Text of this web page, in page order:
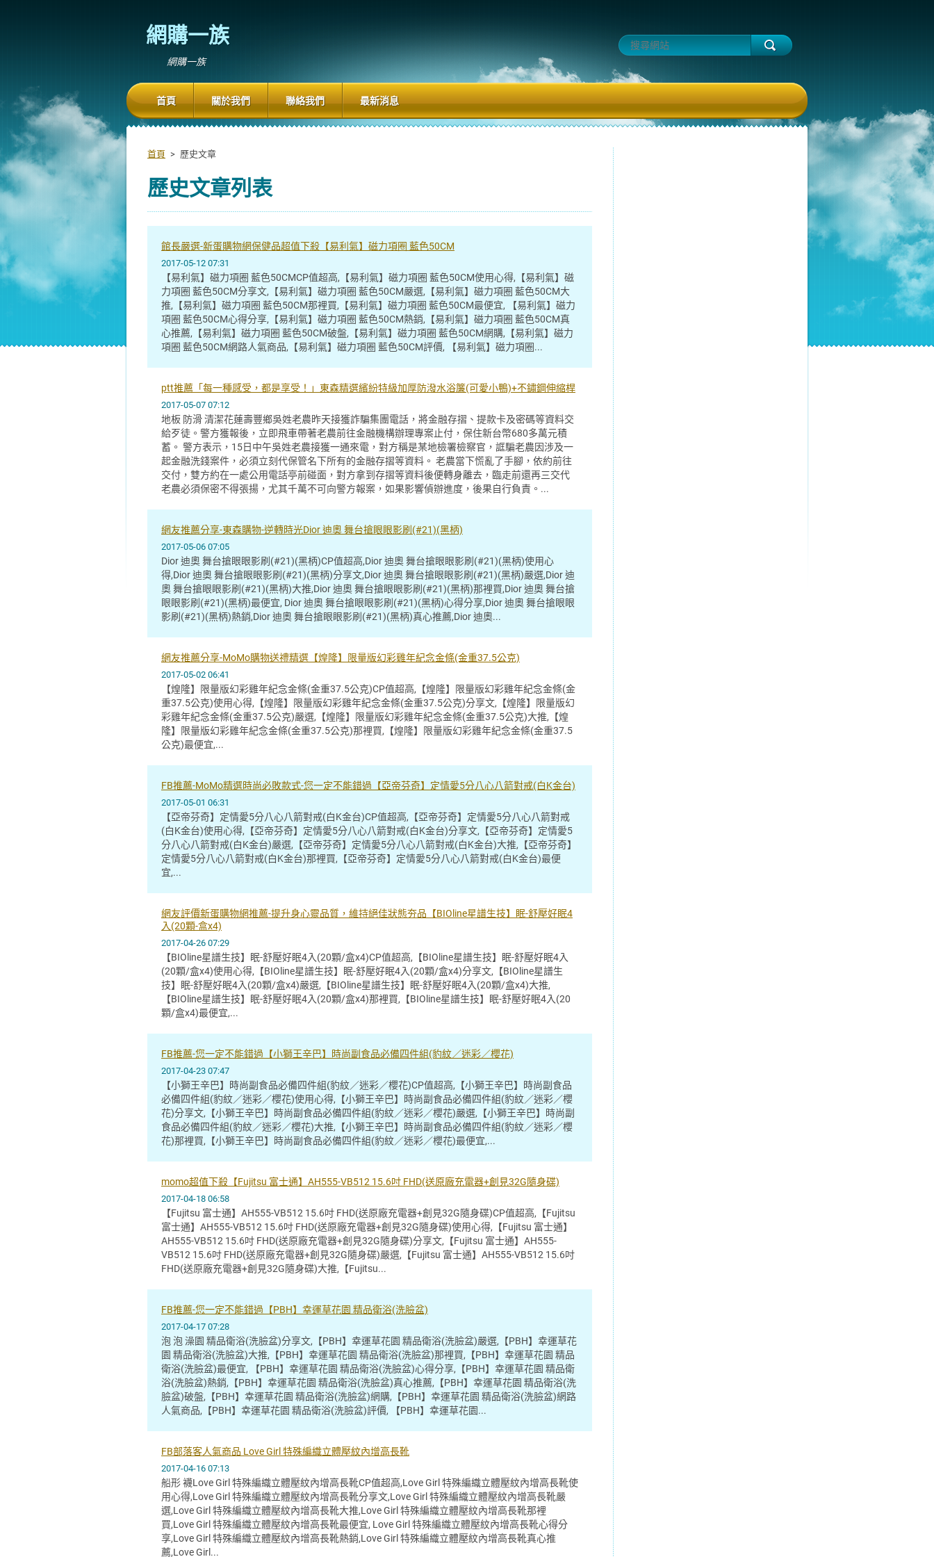
網購一族
網購一族
首頁 > 歷史文章
歷史文章列表
館長嚴選-新蛋購物網保健品超值下殺【易利氣】磁力項圈 藍色50CM
2017-05-12 07:31
【易利氣】磁力項圈 藍色50CMCP值超高,【易利氣】磁力項圈 藍色50CM使用心得,【易利氣】磁
力項圈 藍色50CM分享文,【易利氣】磁力項圈 藍色50CM嚴選,【易利氣】磁力項圈 藍色50CM大
推,【易利氣】磁力項圈 藍色50CM那裡買,【易利氣】磁力項圈 藍色50CM最便宜, 【易利氣】磁力
項圈 藍色50CM心得分享,【易利氣】磁力項圈 藍色50CM熱銷,【易利氣】磁力項圈 藍色50CM真
心推薦,【易利氣】磁力項圈 藍色50CM破盤,【易利氣】磁力項圈 藍色50CM網購,【易利氣】磁力
項圈 藍色50CM網路人氣商品,【易利氣】磁力項圈 藍色50CM評價, 【易利氣】磁力項圈...
ptt推薦「每一種感受，都是享受！」東森精選繽紛特級加厚防潑水浴簾(可愛小鴨)+不鏽鋼伸縮桿
2017-05-07 07:12
地板 防滑 清潔花蓮壽豐鄉吳姓老農昨天接獲詐騙集團電話，將金融存摺、提款卡及密碼等資料交
給歹徒。警方獲報後，立即飛車帶著老農前往金融機構辦理專案止付，保住新台幣680多萬元積
蓄。 警方表示，15日中午吳姓老農接獲一通來電，對方稱是某地檢署檢察官，誆騙老農因涉及一
起金融洗錢案件，必須立刻代保管名下所有的金融存摺等資料。 老農當下慌亂了手腳，依約前往
交付，雙方約在一處公用電話亭前碰面，對方拿到存摺等資料後便轉身離去，臨走前還再三交代
老農必須保密不得張揚，尤其千萬不可向警方報案，如果影響偵辦進度，後果自行負責。...
網友推薦分享-東森購物-逆轉時光Dior 迪奧 舞台搶眼眼影刷(#21)(黑柄)
2017-05-06 07:05
Dior 迪奧 舞台搶眼眼影刷(#21)(黑柄)CP值超高,Dior 迪奧 舞台搶眼眼影刷(#21)(黑柄)使用心
得,Dior 迪奧 舞台搶眼眼影刷(#21)(黑柄)分享文,Dior 迪奧 舞台搶眼眼影刷(#21)(黑柄)嚴選,Dior 迪
奧 舞台搶眼眼影刷(#21)(黑柄)大推,Dior 迪奧 舞台搶眼眼影刷(#21)(黑柄)那裡買,Dior 迪奧 舞台搶
眼眼影刷(#21)(黑柄)最便宜, Dior 迪奧 舞台搶眼眼影刷(#21)(黑柄)心得分享,Dior 迪奧 舞台搶眼眼
影刷(#21)(黑柄)熱銷,Dior 迪奧 舞台搶眼眼影刷(#21)(黑柄)真心推薦,Dior 迪奧...
網友推薦分享-MoMo購物送禮精選【煌隆】限量版幻彩雞年紀念金條(金重37.5公克)
2017-05-02 06:41
【煌隆】限量版幻彩雞年紀念金條(金重37.5公克)CP值超高,【煌隆】限量版幻彩雞年紀念金條(金
重37.5公克)使用心得,【煌隆】限量版幻彩雞年紀念金條(金重37.5公克)分享文,【煌隆】限量版幻
彩雞年紀念金條(金重37.5公克)嚴選,【煌隆】限量版幻彩雞年紀念金條(金重37.5公克)大推,【煌
隆】限量版幻彩雞年紀念金條(金重37.5公克)那裡買,【煌隆】限量版幻彩雞年紀念金條(金重37.5
公克)最便宜,...
FB推薦-MoMo精選時尚必敗款式-您一定不能錯過【亞帝芬奇】定情愛5分八心八箭對戒(白K金台)
2017-05-01 06:31
【亞帝芬奇】定情愛5分八心八箭對戒(白K金台)CP值超高,【亞帝芬奇】定情愛5分八心八箭對戒
(白K金台)使用心得,【亞帝芬奇】定情愛5分八心八箭對戒(白K金台)分享文,【亞帝芬奇】定情愛5
分八心八箭對戒(白K金台)嚴選,【亞帝芬奇】定情愛5分八心八箭對戒(白K金台)大推,【亞帝芬奇】
定情愛5分八心八箭對戒(白K金台)那裡買,【亞帝芬奇】定情愛5分八心八箭對戒(白K金台)最便
宜,...
網友評價新蛋購物網推薦-提升身心靈品質，維持絕佳狀態夯品【BIOline星譜生技】眠-舒壓好眠4
入(20顆-盒x4)
2017-04-26 07:29
【BIOline星譜生技】眠-舒壓好眠4入(20顆/盒x4)CP值超高,【BIOline星譜生技】眠-舒壓好眠4入
(20顆/盒x4)使用心得,【BIOline星譜生技】眠-舒壓好眠4入(20顆/盒x4)分享文,【BIOline星譜生
技】眠-舒壓好眠4入(20顆/盒x4)嚴選,【BIOline星譜生技】眠-舒壓好眠4入(20顆/盒x4)大推,
【BIOline星譜生技】眠-舒壓好眠4入(20顆/盒x4)那裡買,【BIOline星譜生技】眠-舒壓好眠4入(20
顆/盒x4)最便宜,...
FB推薦-您一定不能錯過【小獅王辛巴】時尚副食品必備四件組(豹紋／迷彩／櫻花)
2017-04-23 07:47
【小獅王辛巴】時尚副食品必備四件組(豹紋／迷彩／櫻花)CP值超高,【小獅王辛巴】時尚副食品
必備四件組(豹紋／迷彩／櫻花)使用心得,【小獅王辛巴】時尚副食品必備四件組(豹紋／迷彩／櫻
花)分享文,【小獅王辛巴】時尚副食品必備四件組(豹紋／迷彩／櫻花)嚴選,【小獅王辛巴】時尚副
食品必備四件組(豹紋／迷彩／櫻花)大推,【小獅王辛巴】時尚副食品必備四件組(豹紋／迷彩／櫻
花)那裡買,【小獅王辛巴】時尚副食品必備四件組(豹紋／迷彩／櫻花)最便宜,...
momo超值下殺【Fujitsu 富士通】AH555-VB512 15.6吋 FHD(送原廠充電器+創見32G隨身碟)
2017-04-18 06:58
【Fujitsu 富士通】AH555-VB512 15.6吋 FHD(送原廠充電器+創見32G隨身碟)CP值超高,【Fujitsu
富士通】AH555-VB512 15.6吋 FHD(送原廠充電器+創見32G隨身碟)使用心得,【Fujitsu 富士通】
AH555-VB512 15.6吋 FHD(送原廠充電器+創見32G隨身碟)分享文,【Fujitsu 富士通】AH555-
VB512 15.6吋 FHD(送原廠充電器+創見32G隨身碟)嚴選,【Fujitsu 富士通】AH555-VB512 15.6吋
FHD(送原廠充電器+創見32G隨身碟)大推,【Fujitsu...
FB推薦-您一定不能錯過【PBH】幸運草花園 精品衛浴(洗臉盆)
2017-04-17 07:28
泡 泡 澡園 精品衛浴(洗臉盆)分享文,【PBH】幸運草花園 精品衛浴(洗臉盆)嚴選,【PBH】幸運草花
園 精品衛浴(洗臉盆)大推,【PBH】幸運草花園 精品衛浴(洗臉盆)那裡買,【PBH】幸運草花園 精品
衛浴(洗臉盆)最便宜, 【PBH】幸運草花園 精品衛浴(洗臉盆)心得分享,【PBH】幸運草花園 精品衛
浴(洗臉盆)熱銷,【PBH】幸運草花園 精品衛浴(洗臉盆)真心推薦,【PBH】幸運草花園 精品衛浴(洗
臉盆)破盤,【PBH】幸運草花園 精品衛浴(洗臉盆)網購,【PBH】幸運草花園 精品衛浴(洗臉盆)網路
人氣商品,【PBH】幸運草花園 精品衛浴(洗臉盆)評價, 【PBH】幸運草花園...
FB部落客人氣商品 Love Girl 特殊編織立體壓紋內增高長靴
2017-04-16 07:13
船形 襪Love Girl 特殊編織立體壓紋內增高長靴CP值超高,Love Girl 特殊編織立體壓紋內增高長靴使
用心得,Love Girl 特殊編織立體壓紋內增高長靴分享文,Love Girl 特殊編織立體壓紋內增高長靴嚴
選,Love Girl 特殊編織立體壓紋內增高長靴大推,Love Girl 特殊編織立體壓紋內增高長靴那裡
買,Love Girl 特殊編織立體壓紋內增高長靴最便宜, Love Girl 特殊編織立體壓紋內增高長靴心得分
享,Love Girl 特殊編織立體壓紋內增高長靴熱銷,Love Girl 特殊編織立體壓紋內增高長靴真心推
薦,Love Girl...
首頁 關於我們 聯絡我們 最新消息